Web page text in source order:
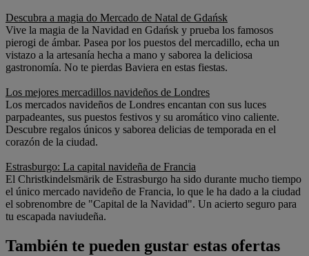
Descubra a magia do Mercado de Natal de Gdańsk
Vive la magia de la Navidad en Gdańsk y prueba los famosos
pierogi de ámbar. Pasea por los puestos del mercadillo, echa un
vistazo a la artesanía hecha a mano y saborea la deliciosa
gastronomía. No te pierdas Baviera en estas fiestas.
Los mejores mercadillos navideños de Londres
Los mercados navideños de Londres encantan con sus luces
parpadeantes, sus puestos festivos y su aromático vino caliente.
Descubre regalos únicos y saborea delicias de temporada en el
corazón de la ciudad.
Estrasburgo: La capital navideña de Francia
El Christkindelsmärik de Estrasburgo ha sido durante mucho tiempo
el único mercado navideño de Francia, lo que le ha dado a la ciudad
el sobrenombre de "Capital de la Navidad". Un acierto seguro para
tu escapada naviudeña.
También te pueden gustar estas ofertas